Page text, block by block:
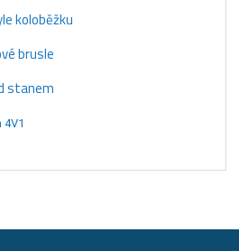
koloběžku
brusle
stanem
4V1